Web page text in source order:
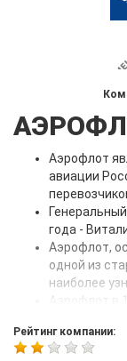
Аэрофлот
авиации
года -
Аэрофлот,
одной из
наиболее
Аэрофлот в
воздушного
Рейтинг компании: